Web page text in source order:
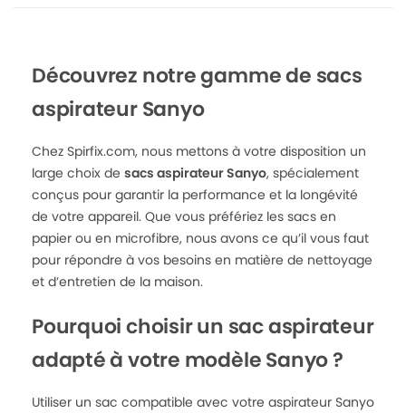
Découvrez notre gamme de sacs
aspirateur Sanyo
Chez Spirfix.com, nous mettons à votre disposition un
large choix de sacs aspirateur Sanyo, spécialement
conçus pour garantir la performance et la longévité
de votre appareil. Que vous préfériez les sacs en
papier ou en microfibre, nous avons ce qu’il vous faut
pour répondre à vos besoins en matière de nettoyage
et d’entretien de la maison.
Pourquoi choisir un sac aspirateur
adapté à votre modèle Sanyo ?
Utiliser un sac compatible avec votre aspirateur Sanyo